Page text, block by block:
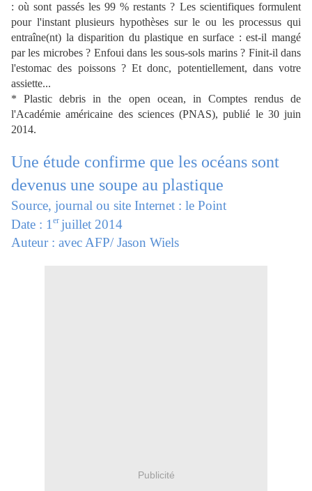
: où sont passés les 99 % restants ? Les scientifiques formulent
pour l'instant plusieurs hypothèses sur le ou les processus qui
entraîne(nt) la disparition du plastique en surface : est-il mangé
par les microbes ? Enfoui dans les sous-sols marins ? Finit-il dans
l'estomac des poissons ? Et donc, potentiellement, dans votre
assiette...
*Plastic debris in the open ocean, in Comptes rendus de
l'Académie américaine des sciences (PNAS), publié le 30 juin
2014.
Une étude confirme que les océans sont
devenus une soupe au plastique
Source, journal ou site Internet : le Point
Date : 1 er juillet 2014
Auteur : avec AFP/ Jason Wiels
Publicité